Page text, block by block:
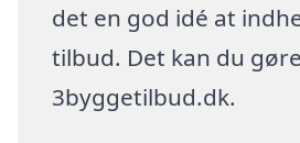
det en god idé at
tilbud. Det kan du
3byggetilbud.dk.